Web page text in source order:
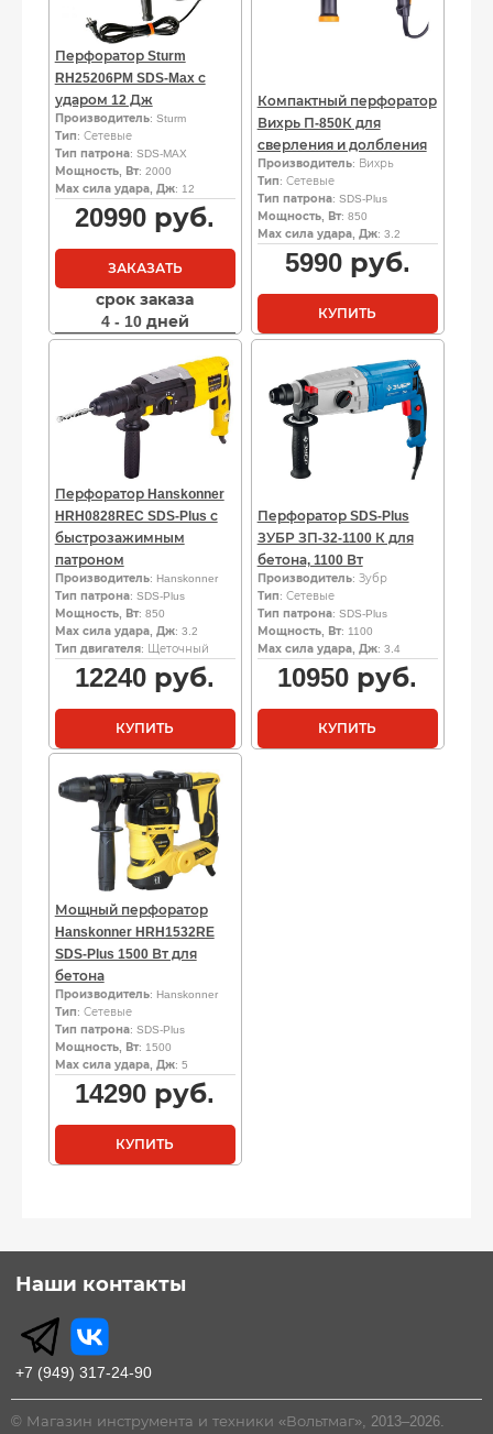
Перфоратор Sturm
RH25206PM SDS-Max с
ударом 12 Дж
Производитель: Sturm
Тип: Сетевые
Тип патрона: SDS-MAX
Мощность, Вт: 2000
Мах сила удара, Дж: 12
20990 руб.
ЗАКАЗАТЬ
срок заказа
4 - 10 дней
Компактный перфоратор
Вихрь П-850К для
сверления и долбления
Производитель: Вихрь
Тип: Сетевые
Тип патрона: SDS-Plus
Мощность, Вт: 850
Мах сила удара, Дж: 3.2
5990руб.
КУПИТЬ
Перфоратор Hanskonner
HRH0828REC SDS-Plus с
быстрозажимным
патроном
Производитель: Hanskonner
Тип патрона: SDS-Plus
Мощность, Вт: 850
Мах сила удара, Дж: 3.2
Тип двигателя: Щеточный
12240 руб.
КУПИТЬ
Перфоратор SDS-Plus
ЗУБР ЗП-32-1100 К для
бетона, 1100 Вт
Производитель: Зубр
Тип: Сетевые
Тип патрона: SDS-Plus
Мощность, Вт: 1100
Мах сила удара, Дж: 3.4
10950 руб.
КУПИТЬ
Мощный перфоратор
Hanskonner HRH1532RE
SDS-Plus 1500 Вт для
бетона
Производитель: Hanskonner
Тип: Сетевые
Тип патрона: SDS-Plus
Мощность, Вт: 1500
Мах сила удара, Дж: 5
14290 руб.
КУПИТЬ
Наши контакты
+7 (949) 317-24-90
© Магазин инструмента и техники «Вольтмаг», 2013–2026.